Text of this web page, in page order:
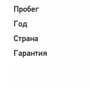
Пробег
Год
Страна
Гарантия